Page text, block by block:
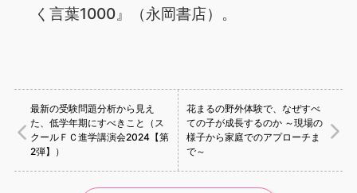
く言葉1000』（永岡書店）。
最新の受験問題分析から見え
た、低学年期にすべきこと（ス
クールＦＣ進学講演会2024【第
2弾】）
花まるの野外体験で、なぜすべ
ての子が成長するのか ～現場の
様子から家庭でのアプローチま
で～